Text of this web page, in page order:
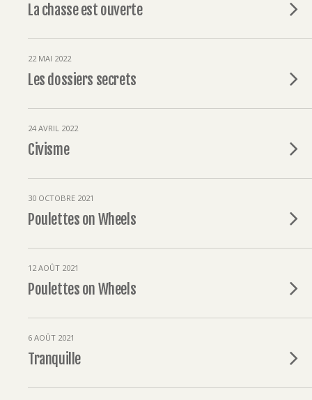
La chasse est ouverte
22 MAI 2022
Les dossiers secrets
24 AVRIL 2022
Civisme
30 OCTOBRE 2021
Poulettes on Wheels
12 AOÛT 2021
Poulettes on Wheels
6 AOÛT 2021
Tranquille